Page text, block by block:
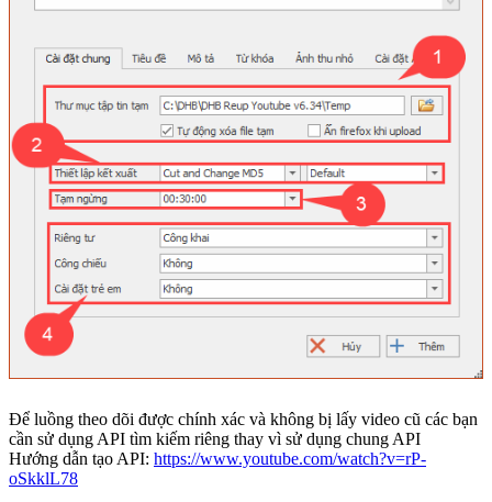
Để luồng theo dõi được chính xác và không bị lấy video cũ các bạn
cần sử dụng API tìm kiếm riêng thay vì sử dụng chung API
Hướng dẫn tạo API: https://www.youtube.com/watch?v=rP-
oSkklL78